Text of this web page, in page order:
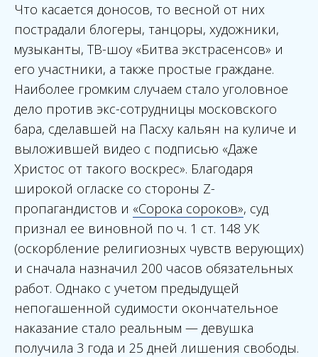
Что касается доносов, то весной от них
пострадали блогеры, танцоры, художники,
музыканты, ТВ-шоу «Битва экстрасенсов» и
его участники, а также простые граждане.
Наиболее громким случаем стало уголовное
дело против экс-сотрудницы московского
бара, сделавшей на Пасху кальян на куличе и
выложившей видео с подписью «Даже
Христос от такого воскрес». Благодаря
широкой огласке со стороны Z-
пропагандистов и «Сорока сороков», суд
признал ее виновной по ч. 1 ст. 148 УК
(оскорбление религиозных чувств верующих)
и сначала назначил 200 часов обязательных
работ. Однако с учетом предыдущей
непогашенной судимости окончательное
наказание стало реальным — девушка
получила 3 года и 25 дней лишения свободы.